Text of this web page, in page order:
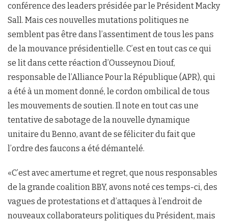
conférence des leaders présidée par le Président Macky
Sall. Mais ces nouvelles mutations politiques ne
semblent pas être dans l’assentiment de tous les pans
de la mouvance présidentielle. C’est en tout cas ce qui
se lit dans cette réaction d’Ousseynou Diouf,
responsable de l’Alliance Pour la République (APR), qui
a été à un moment donné, le cordon ombilical de tous
les mouvements de soutien. Il note en tout cas une
tentative de sabotage de la nouvelle dynamique
unitaire du Benno, avant de se féliciter du fait que
l’ordre des faucons a été démantelé.
«C’est avec amertume et regret, que nous responsables
de la grande coalition BBY, avons noté ces temps-ci, des
vagues de protestations et d’attaques à l’endroit de
nouveaux collaborateurs politiques du Président, mais